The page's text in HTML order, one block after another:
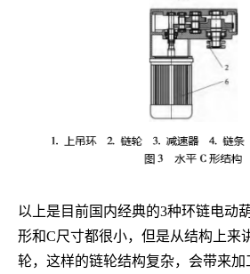
以上是目前国内经典的3种环链电动
形和C尺寸都很小，但是从结构上来
轮，这样的链轮结构复杂，会带来加